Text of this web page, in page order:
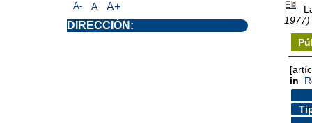
1977)
in
A- A A+
DIRECCIÓN: